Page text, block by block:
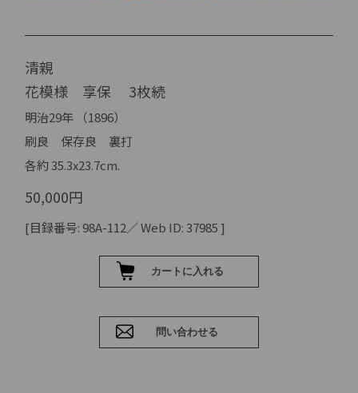
清親
花模様 享保 3枚続
明治29年 （1896）
刷良 保存良 裏打
各約 35.3x23.7cm.
50,000円
[目録番号: 98A-112／ Web ID: 37985 ]